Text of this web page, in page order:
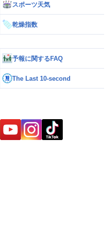
スポーツ天気
乾燥指数
予報に関するFAQ
The Last 10-second